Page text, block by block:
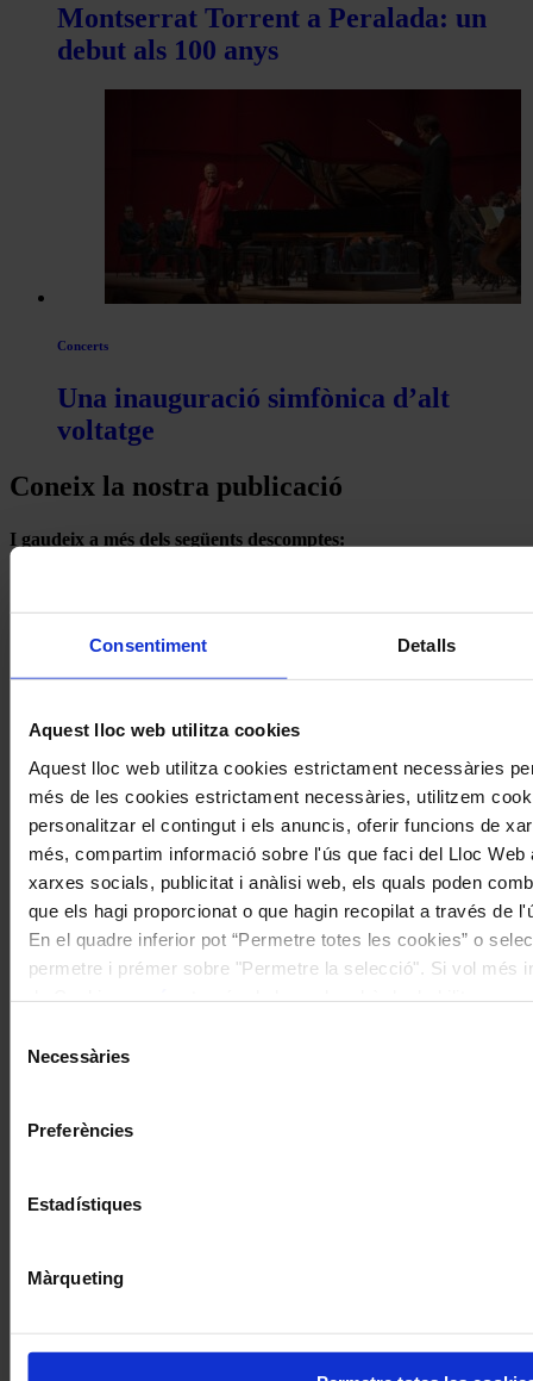
Consentiment Detalls
Aquest lloc web utilitza cookies
Aquest lloc web utilitza cookies estrictament necessàries
més de les cookies estrictament necessàries, utilitzem
personalitzar el contingut i els anuncis, oferir funcions de
més, compartim informació sobre l'ús que faci del Lloc Web
xarxes socials, publicitat i anàlisi web, els quals poden
que els hagi proporcionat o que hagin recopilat a través de
En el quadre inferior pot “Permetre totes les cookies” o
permetre i prémer sobre "Permetre la selecció". Si vol més
Necessàries
Preferències
Estadístiques
Màrqueting
Montserrat Torrent a Peralada: un
debut als 100 anys
Concerts
Una inauguració simfònica d’alt
voltatge
Coneix la nostra publicació
I gaudeix a més dels següents descomptes: